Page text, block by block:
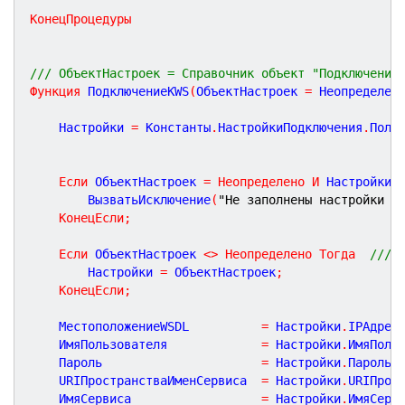
КонецПроцедуры
/// ОбъектНастроек = Справочник объект
Функция
ПодключениеКWS(ОбъектНастроек = Неопределено
	Настройки
= Константы. НастройкиПодключения .
Если ОбъектНастроек = Неопределено И Настройки
		ВызватьИсключение
( "Не заполнены настройки
КонецЕсли;
Если ОбъектНастроек <> Неопределено Тогда
///
		Настройки
= ОбъектНастроек;
КонецЕсли;
= Настройки. IPАдрес
= Настройки.
	Пароль
= Настройки. Пароль
= Настройки.
	ИмяСервиса
= Настройки.